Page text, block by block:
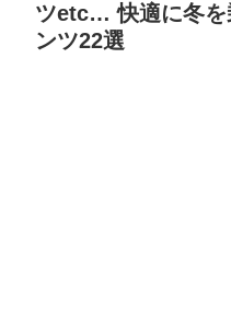
ツetc… 快適に冬を
ンツ22選